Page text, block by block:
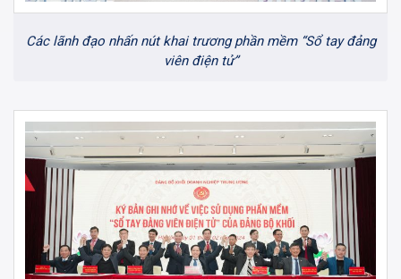
Các lãnh đạo nhấn nút khai trương phần mềm “Sổ tay đảng
viên điện tử”